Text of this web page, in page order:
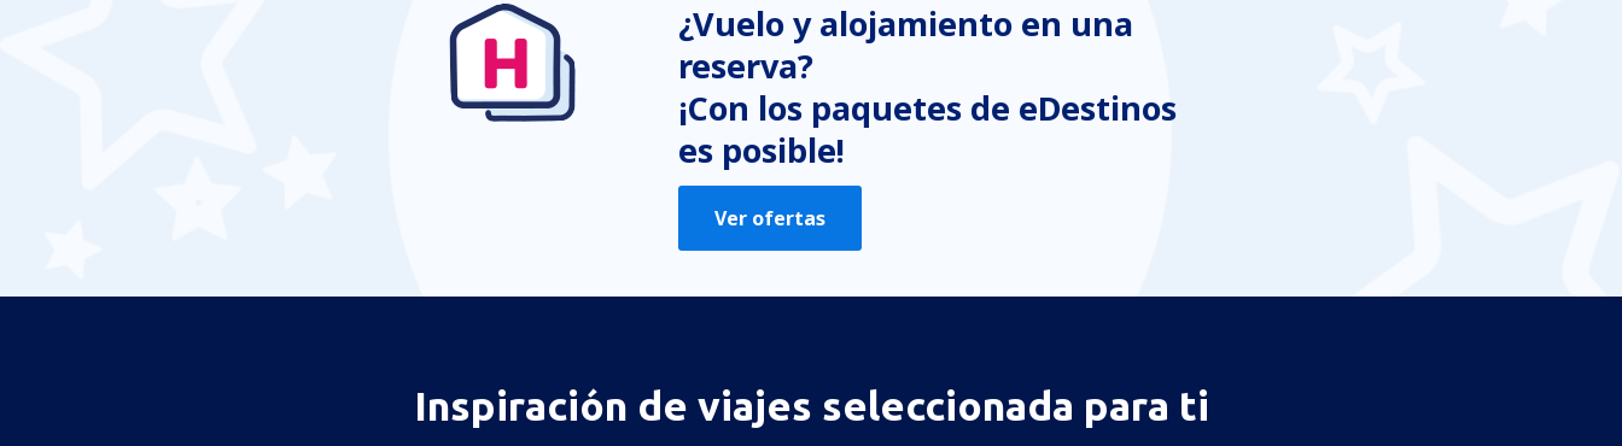
¿Vuelo y alojamiento en una
reserva?
¡Con los paquetes de eDestinos
es posible!
Ver ofertas
Inspiración de viajes seleccionada para ti